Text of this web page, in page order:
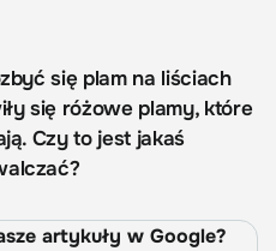
się plam na liściach
się różowe plamy, które
Czy to jest jakaś
artykuły w Google?